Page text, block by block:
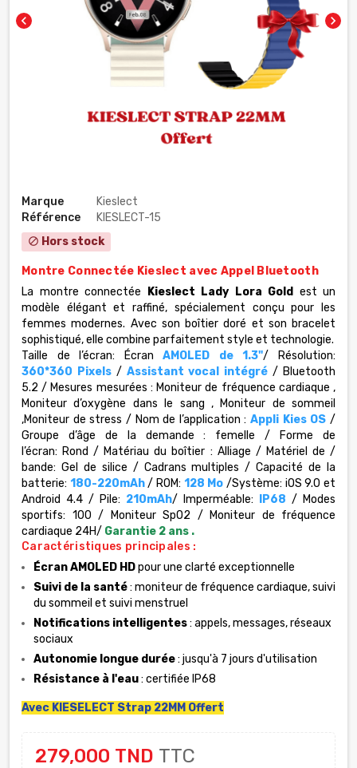
chevron_left chevron_right
Marque
Kieslect
Référence
KIESLECT-15
block Hors stock
Montre Connectée Kieslect avec Appel Bluetooth
La montre connectée
Kieslect Lady Lora Gold est un
modèle élégant et raffiné, spécialement conçu pour les
femmes modernes. Avec son boîtier doré et son bracelet
sophistiqué, elle combine parfaitement style et technologie.
Taille de l’écran:
Écran AMOLED de 1.3"/
Résolution:
360*360 Pixels/ Assistant vocal intégré / Bluetooth
5.2 / Mesures mesurées : Moniteur de fréquence cardiaque ,
Moniteur d’oxygène dans le sang , Moniteur de sommeil
,Moniteur de stress / Nom de l’application :Appli Kies OS /
Groupe d’âge de la demande : femelle /
Forme de
l’écran: Rond / Matériau du boîtier : Alliage / Matériel de /
bande: Gel de silice / Cadrans multiples /Capacité de la
batterie: 180-220mAh/ ROM: 128 Mo /Système: iOS 9.0 et
Android 4.4 / Pile: 210mAh/ Imperméable: IP68 / Modes
sportifs: 100 / Moniteur SpO2 /
Moniteur de fréquence
cardiaque 24H/ Garantie 2 ans .
Caractéristiques principales :
Écran AMOLED HDpour une clarté exceptionnelle
Suivi de la santé: moniteur de fréquence cardiaque, suivi
du sommeil et suivi menstruel
Notifications intelligentes: appels, messages, réseaux
sociaux
Autonomie longue durée: jusqu'à 7 jours d'utilisation
Résistance à l'eau: certifiée IP68
Avec KIESELECT Strap 22MM Offert
279,000 TND TTC